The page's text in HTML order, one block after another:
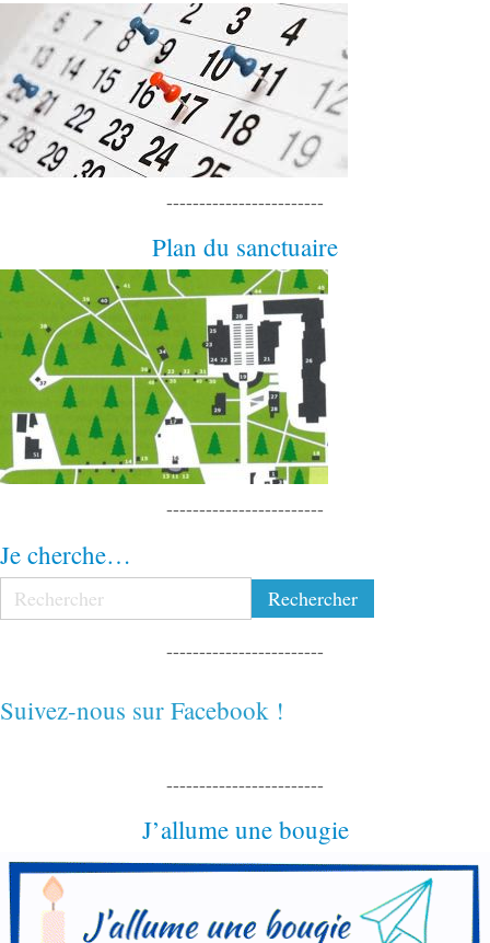
------------------------
Plan du sanctuaire
------------------------
Je cherche…
------------------------
Suivez-nous sur Facebook !
------------------------
J’allume une bougie